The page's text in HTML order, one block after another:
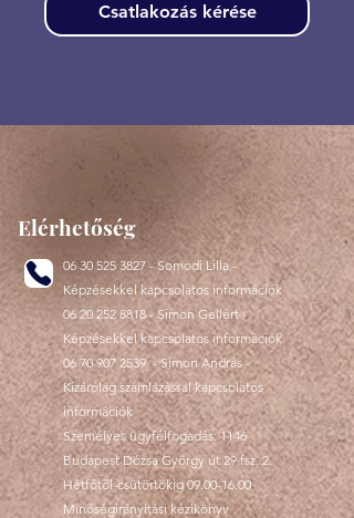
Csatlakozás kérése
Elérhetőség
06 30 525 3827 - Somodi Lilla -
Képzésekkel kapcsolatos információk
06 20 252 8818- Simon Gellért -
Képzésekkel kapcsolatos információk
06 70 907 2539- Simon András -
Kizárólag számlázással kapcsolatos
információk
Személyes ügyfélfogadás: 1146
Budapest Dózsa György út 29 fsz. 2.
Hétfőtől-csütörtökig09.00-16.00
Minőségirányítási kézikönyv